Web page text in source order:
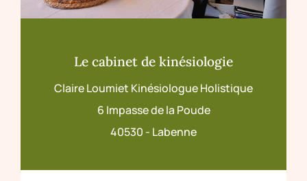
Le cabinet de kinésiologie
Claire Loumiet Kinésiologue Holistique
6 Impasse de la Poude
40530 - Labenne